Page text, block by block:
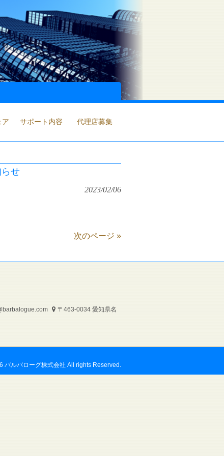
ア サポート内容 代理店募集
せ
2023/02/06
次のページ »
〒463-0034 愛知県名
バルバローグ株式会社 All rights Reserved.